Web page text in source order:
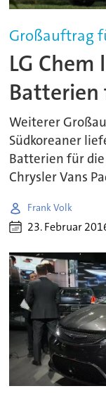
Großauftrag
LG
Batterien
Weiterer
Südkoreaner
Batterien für die
Chrysler Vans
Frank Volk
23. Februar